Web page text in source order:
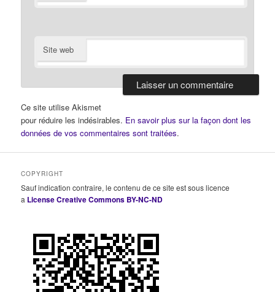
Site web
Ce site utilise Akismet
pour réduire les indésirables. En savoir plus sur la façon dont les
données de vos commentaires sont traitées.
COPYRIGHT
Sauf indication contraire, le contenu de ce site est sous licence
a License Creative Commons BY-NC-ND